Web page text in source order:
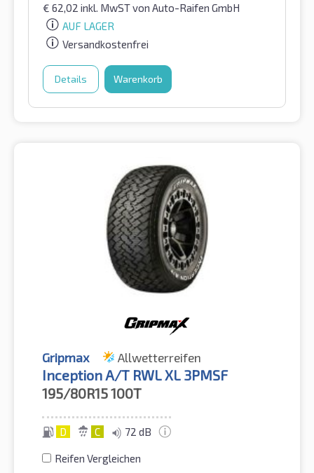
€ 62,02 inkl. MwSTvon Auto-Raifen GmbH
AUF LAGER
Versandkostenfrei
Details Warenkorb
Gripmax Allwetterreifen
Inception A/T RWL XL 3PMSF
195/80R15100T
D C 72 dB
Reifen Vergleichen